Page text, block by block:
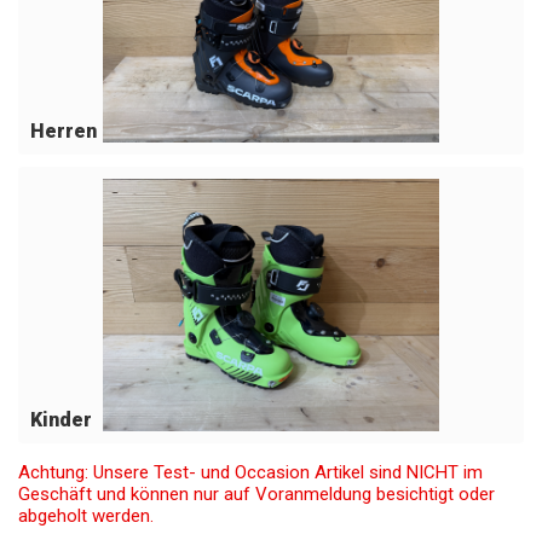
Herren
Kinder
Achtung: Unsere Test- und Occasion Artikel sind NICHT im
Geschäft und können nur auf Voranmeldung besichtigt oder
abgeholt werden.